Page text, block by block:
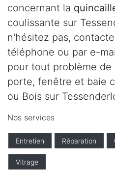
concernant la
coulissante sur
n'hésitez pas,
téléphone ou par e-
pour tout problème de
porte, fenêtre et baie
ou Bois sur
Nos services
Entretien Réparation
Vitrage